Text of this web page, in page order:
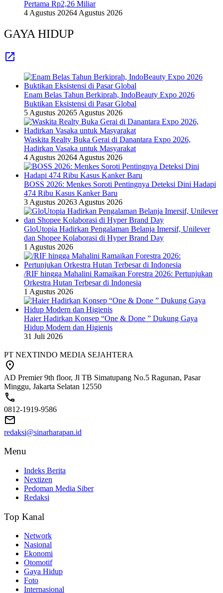
Pertama Rp2,26 Miliar
4 Agustus 20264 Agustus 2026
GAYA HIDUP
Enam Belas Tahun Berkiprah, IndoBeauty Expo 2026
Buktikan Eksistensi di Pasar Global
5 Agustus 20265 Agustus 2026
Waskita Realty Buka Gerai di Danantara Expo 2026,
Hadirkan Vasaka untuk Masyarakat
4 Agustus 20264 Agustus 2026
BOSS 2026: Menkes Soroti Pentingnya Deteksi Dini Hadapi
474 Ribu Kasus Kanker Baru
3 Agustus 20263 Agustus 2026
GloUtopia Hadirkan Pengalaman Belanja Imersif, Unilever
dan Shopee Kolaborasi di Hyper Brand Day
1 Agustus 2026
/RIF hingga Mahalini Ramaikan Forestra 2026: Pertunjukan
Orkestra Hutan Terbesar di Indonesia
1 Agustus 2026
Haier Hadirkan Konsep “One & Done ” Dukung Gaya
Hidup Modern dan Higienis
31 Juli 2026
PT NEXTINDO MEDIA SEJAHTERA
AD Premier 9th floor, Jl TB Simatupang No.5 Ragunan, Pasar
Minggu, Jakarta Selatan 12550
0812-1919-9586
redaksi@sinarharapan.id
Menu
Indeks Berita
Nextizen
Pedoman Media Siber
Redaksi
Top Kanal
Network
Nasional
Ekonomi
Otomotif
Gaya Hidup
Foto
Internasional